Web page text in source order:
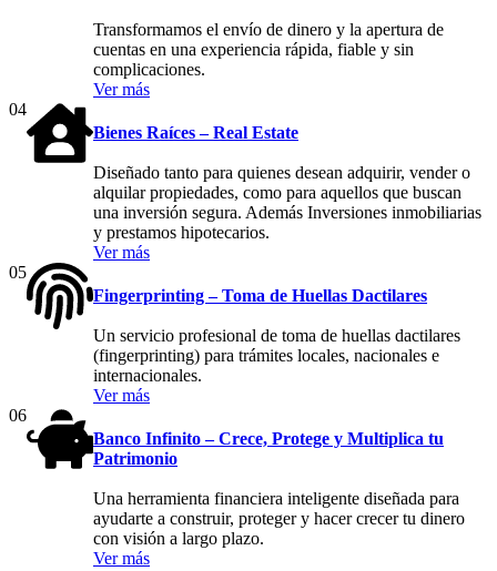
Transformamos el envío de dinero y la apertura de
cuentas en una experiencia rápida, fiable y sin
complicaciones.
Ver más
04
Bienes Raíces – Real Estate
Diseñado tanto para quienes desean adquirir, vender o
alquilar propiedades, como para aquellos que buscan
una inversión segura. Además Inversiones inmobiliarias
y prestamos hipotecarios.
Ver más
05
Fingerprinting – Toma de Huellas Dactilares
Un servicio profesional de toma de huellas dactilares
(fingerprinting) para trámites locales, nacionales e
internacionales.
Ver más
06
Banco Infinito – Crece, Protege y Multiplica tu
Patrimonio
Una herramienta financiera inteligente diseñada para
ayudarte a construir, proteger y hacer crecer tu dinero
con visión a largo plazo.
Ver más